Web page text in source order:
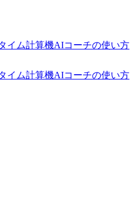
イム計算機AIコーチの使い方
イム計算機AIコーチの使い方